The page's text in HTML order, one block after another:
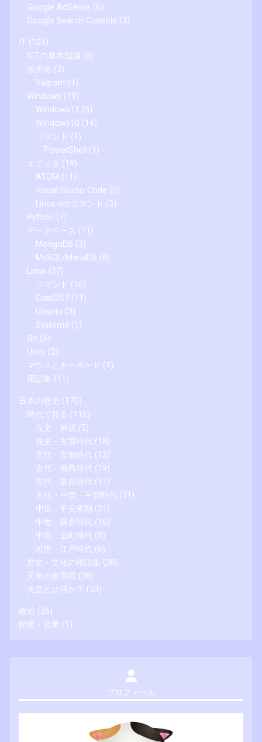
Google AdSense (6)
Google Search Console (3)
IT (104)
ICTの基本知識 (8)
仮想化 (3)
Vagrant (1)
Windows (19)
Windows11 (5)
Windows10 (14)
コマンド (1)
PowerShell
(1)
エディタ (19)
ATOM (11)
Visual Studio Code (5)
Linux vimコマンド (3)
Python (7)
データベース (11)
MongoDB (3)
MySQL/MariaDB (8)
Linux (27)
コマンド (16)
CentOS7(11)
Ubuntu (3)
Systemd (1)
Git (5)
Unity (2)
マウスとキーボード (4)
用語集 (11)
日本の歴史 (170)
時代で見る (115)
先史 - 神話 (5)
先史 - 古墳時代 (18)
古代 - 古墳時代 (12)
古代 - 飛鳥時代 (19)
古代 - 奈良時代 (11)
古代・中世 - 平安時代 (31)
中世 - 平安末期 (21)
中世 - 鎌倉時代 (16)
中世 - 室町時代 (3)
近世 - 江戸時代 (6)
歴史・文化の用語集 (38)
天皇の家系図 (98)
天皇とは何か？ (33)
政治 (26)
開業・起業 (1)
プロフィール